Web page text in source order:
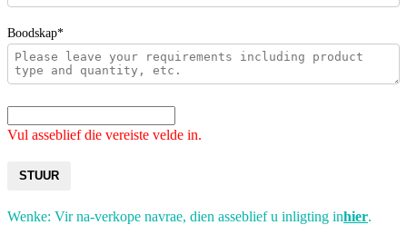
Boodskap*
Vul asseblief die vereiste velde in.
STUUR
Wenke: Vir na-verkope navrae, dien asseblief u inligting inhier.